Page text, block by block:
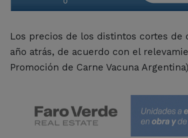
Los precios de los distintos cortes de
año atrás, de acuerdo con el
Promoción de Carne Vacuna